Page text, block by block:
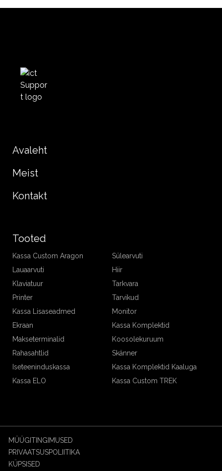
Avaleht
Meist
Kontakt
Tooted
Kassa Custom Aragon
Sülearvuti
Lauaarvuti
Hiir
Klaviatuur
Tarkvara
Printer
Tarvikud
Kassa Lisaseadmed
Monitor
Ekraan
Kassa Komplektid
Makseterminalid
Koosolekuruum
Rahasahtlid
Skänner
Iseteeninduskassa
Kassa Komplektid Kaaluga
Kassa ELO
Kassa Custom TREK
MÜÜGITINGIMUSED
PRIVAATSUSPOLIITIKA
KÜPSISED